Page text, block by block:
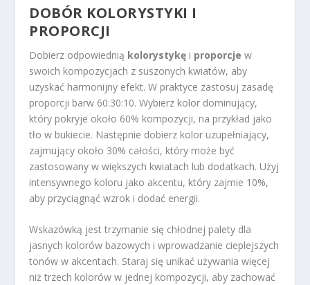
DOBÓR KOLORYSTYKI I
PROPORCJI
Dobierz odpowiednią kolorystykę i proporcje w
swoich kompozycjach z suszonych kwiatów, aby
uzyskać harmonijny efekt. W praktyce zastosuj zasadę
proporcji barw 60:30:10. Wybierz kolor dominujący,
który pokryje około 60% kompozycji, na przykład jako
tło w bukiecie. Następnie dobierz kolor uzupełniający,
zajmujący około 30% całości, który może być
zastosowany w większych kwiatach lub dodatkach. Użyj
intensywnego koloru jako akcentu, który zajmie 10%,
aby przyciągnąć wzrok i dodać energii.
Wskazówką jest trzymanie się chłodnej palety dla
jasnych kolorów bazowych i wprowadzanie cieplejszych
tonów w akcentach. Staraj się unikać używania więcej
niż trzech kolorów w jednej kompozycji, aby zachować